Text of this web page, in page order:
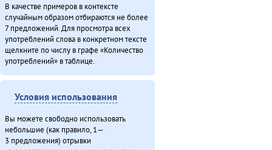
Эмукин оскечэ Умусли-мата (1980)
Итого
В качестве примеров в контексте
случайным образом отбираются не более
7 предложений. Для просмотра всех
употреблений слова в конкретном тексте
щелкните по числу в графе «Количество
употреблений» в таблице.
Условия использования
Вы можете свободно использовать
небольшие (как правило, 1—
3 предложения) отрывки